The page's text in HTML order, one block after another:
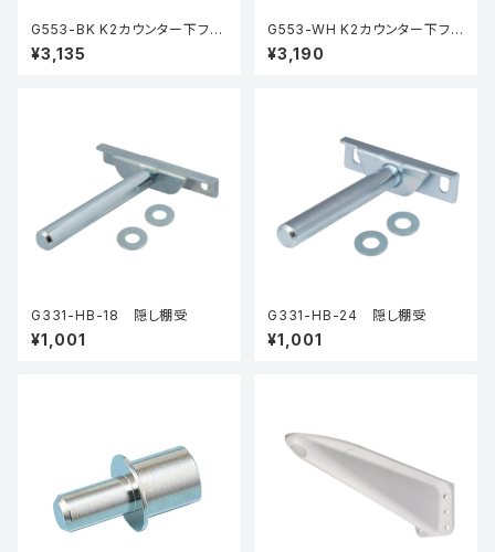
G553-BK K2カウンター下フッ
ク
¥3,135
G553-WH K2カウンター下フッ
ク
¥3,190
G331-HB-18 隠し棚受
¥1,001
G331-HB-24 隠し棚受
¥1,001